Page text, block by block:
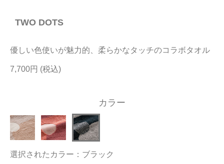
当サイトについて
大量購入・法人向けの購入の方は
お問い合わせ
TWO DOTS
優しい色使いが魅力的、柔らかなタッチのコラボタオル
7,700円
カラー
選択されたカラー：ブラック